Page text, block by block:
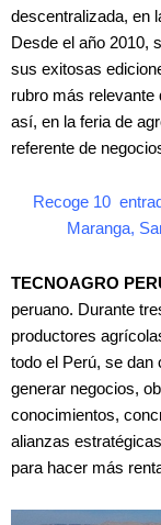
descentralizada, en
Desde el año 2010,
sus exitosas
rubro más relevante
así, en la feria de
referente de
Recoge 10
Maranga,
TECNOAGRO
peruano. Durante
productores
todo el Perú, se dan
generar negocios,
conocimientos,
alianzas
para hacer más